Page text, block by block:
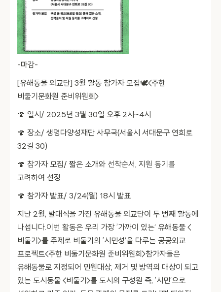
-마감-
[유해동물 외교단] 3월 활동 참가자 모집🕊️<주한
비둘기문화원 준비위원회>
🍄 일시/ 2025년 3월 30일 오후 2시~4시
🍄 장소/ 생명다양성재단 사무국(서울시 서대문구 연희로
32길 30)
🍄 참가자 모집/ 짧은 소개와 선착순서, 지원 동기를
고려하여 선정
🍄 참가자 발표/ 3/24(월) 18시 발표
지난 2월, 발대식을 가진 유해동물 외교단이 두 번째 활동에
나섭니다.이번 활동은 우리 가장 ’가까이 있는‘ 유해동물 <
비둘기>를 주제로 비둘기의 ’시민성‘을 다루는 공공외교
프로젝트<주한 비둘기문화원 준비위원회>참가자들은
유해동물로 지정되어 민원대상, 제거 및 방역의 대상이 되고
있는 도시동물 <비둘기>를 도시의 구성원 즉, ’시민‘으로